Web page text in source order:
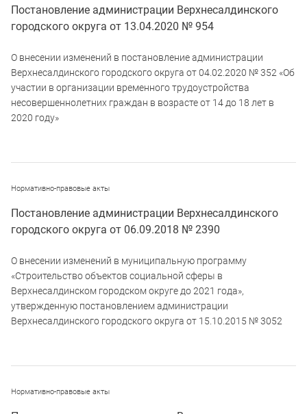
Постановление администрации Верхнесалдинского
городского округа от 13.04.2020 № 954
О внесении изменений в постановление администрации
Верхнесалдинского городского округа от 04.02.2020 № 352 «Об
участии в организации временного трудоустройства
несовершеннолетних граждан в возрасте от 14 до 18 лет в
2020 году»
Нормативно-правовые акты
Постановление администрации Верхнесалдинского
городского округа от 06.09.2018 № 2390
О внесении изменений в муниципальную программу
«Строительство объектов социальной сферы в
Верхнесалдинском городском округе до 2021 года»,
утвержденную постановлением администрации
Верхнесалдинского городского округа от 15.10.2015 № 3052
Нормативно-правовые акты